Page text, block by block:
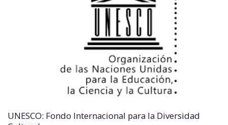
UNESCO: Fondo Internacional para la Diversidad